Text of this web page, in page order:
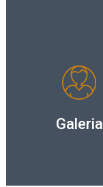
Galeria